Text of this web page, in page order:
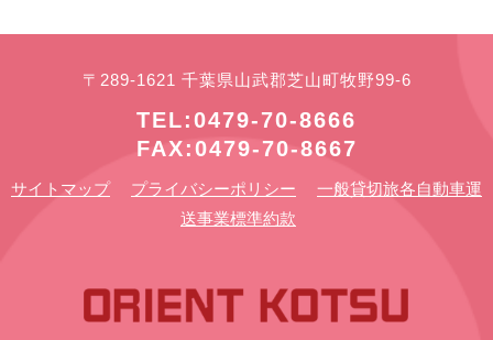
〒289-1621 千葉県山武郡芝山町牧野99-6
TEL:0479-70-8666
FAX:0479-70-8667
サイトマップ プライバシーポリシー
一般貸切旅各自動車運
送事業標準約款